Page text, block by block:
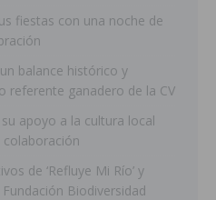
fiestas con una noche de
balance histórico y
referente ganadero de la CV
apoyo a la cultura local
de ‘Refluye Mi Río’ y
Biodiversidad